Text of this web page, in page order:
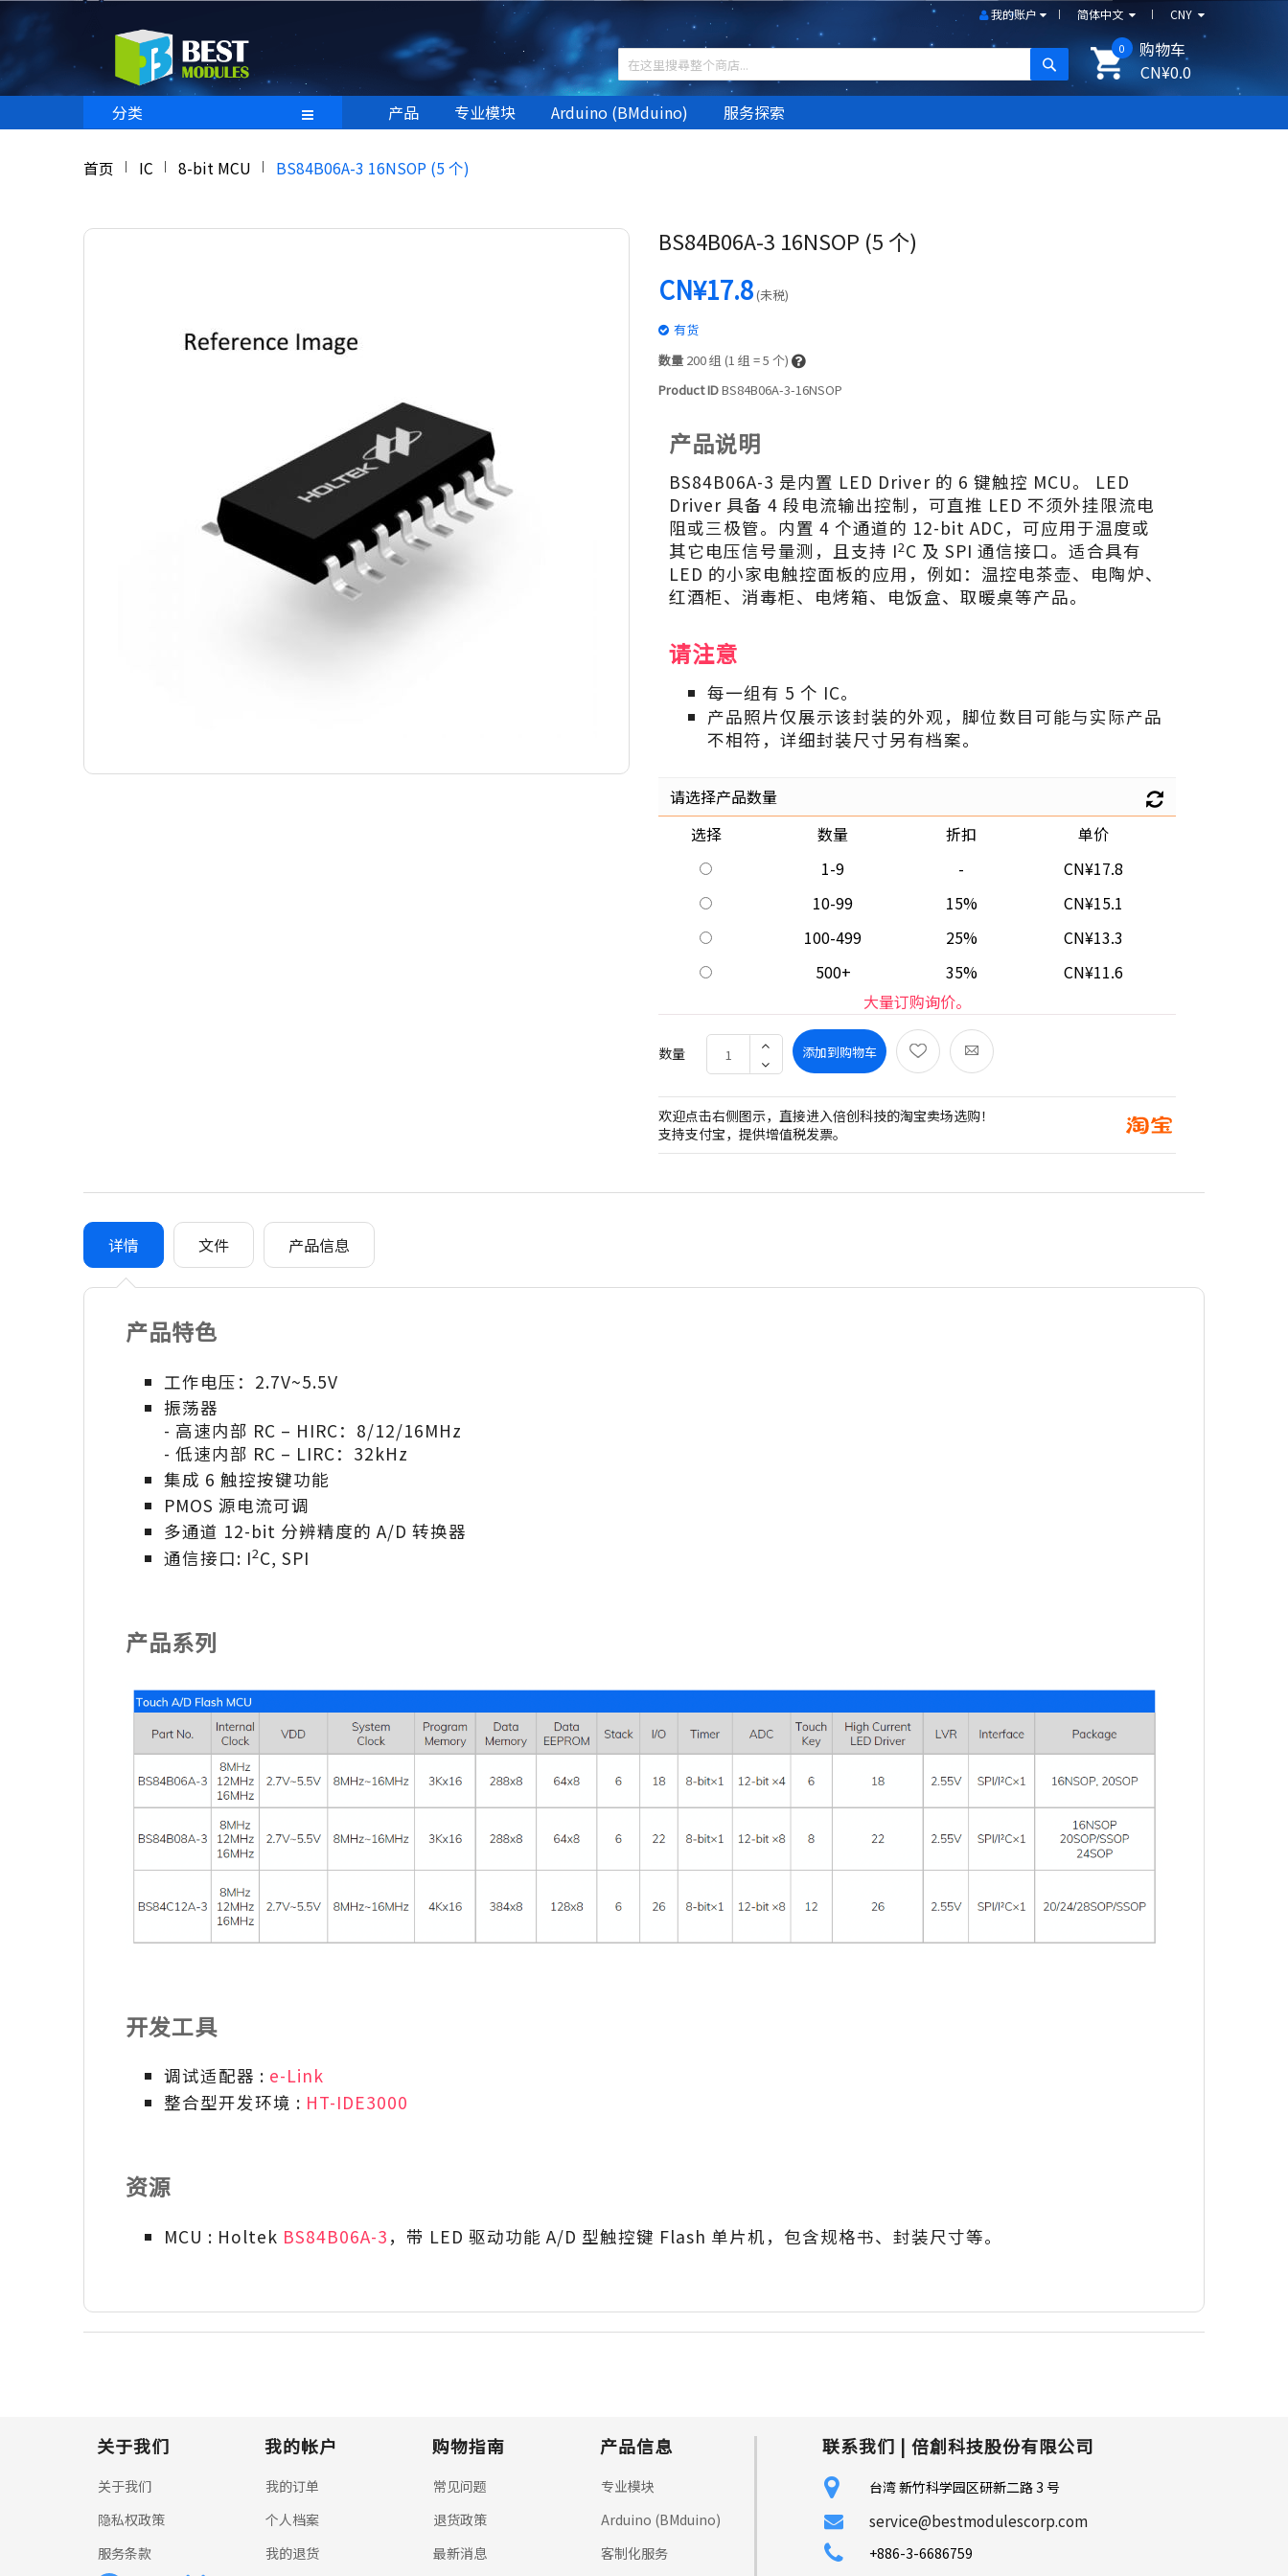
CNY
简体中文
我的账户
购物车
0
CN¥0.0
分类
产品 专业模块 Arduino (BMduino) 服务探索
首页 IC 8-bit MCU BS84B06A-3 16NSOP (5 个)
BS84B06A-3 16NSOP (5 个)
CN¥17.8(未税)
有货
数量 200组 (1 组 = 5 个)
Product IDBS84B06A-3-16NSOP
产品说明
BS84B06A-3 是内置 LED Driver 的 6 键触控 MCU。 LED
Driver 具备 4 段电流输出控制，可直推 LED 不须外挂限流电
阻或三极管。内置 4 个通道的 12-bit ADC，可应用于温度或
其它电压信号量测，且支持 I2C 及 SPI 通信接口。适合具有
LED 的小家电触控面板的应用，例如：温控电茶壶、电陶炉、
红酒柜、消毒柜、电烤箱、电饭盒、取暖桌等产品。
请注意
每一组有 5 个 IC。
产品照片仅展示该封装的外观，脚位数目可能与实际产品
不相符，详细封装尺寸另有档案。
请选择产品数量
选择
数量 折扣
单价
1-9
-
CN¥17.8
10-99
15%
CN¥15.1
100-499
25%
CN¥13.3
500+
35%
CN¥11.6
大量订购询价。
数量 添加到购物车
欢迎点击右侧图示，直接进入倍创科技的淘宝卖场选购！
支持支付宝，提供增值税发票。
详情 文件 产品信息
产品特色
工作电压：2.7V~5.5V
振荡器
- 高速内部 RC – HIRC：8/12/16MHz
- 低速内部 RC – LIRC：32kHz
集成 6 触控按键功能
PMOS 源电流可调
多通道 12-bit 分辨精度的 A/D 转换器
通信接口: I2C, SPI
产品系列
开发工具
调试适配器 : e-Link
整合型开发环境 : HT-IDE3000
资源
MCU : Holtek BS84B06A-3 ，带 LED 驱动功能 A/D 型触控键 Flash 单片机，包含规格书、封装尺寸等。
关于我们
关于我们
隐私权政策
服务条款
我的帐户
我的订单
个人档案
我的退货
购物指南
常见问题
退货政策
最新消息
产品信息
专业模块
Arduino (BMduino)
客制化服务
联系我们 | 倍創科技股份有限公司
台湾 新竹科学园区研新二路 3 号
service@bestmodulescorp.com
+886-3-6686759